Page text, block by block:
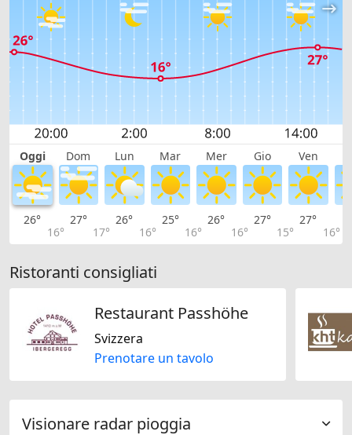
Oggi Dom Lun Mar Mer Gio Ven
26°
16°
27°
17°
26°
16°
25°
16°
26°
16°
27°
15°
27°
16°
Ristoranti consigliati
Restaurant Passhöhe
Svizzera
Prenotare un tavolo
Visionare radar pioggia